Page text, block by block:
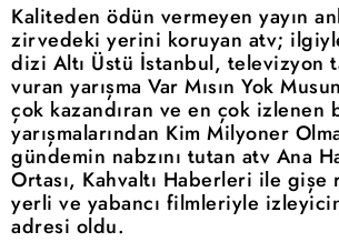
Kaliteden ödün vermeyen yayın
zirvedeki yerini koruyan atv;
dizi Altı Üstü İstanbul, televizyon
vuran yarışma Var Mısın Yok
çok kazandıran ve en çok izlenen
yarışmalarından Kim Milyoner
gündemin nabzını tutan atv Ana
Ortası, Kahvaltı Haberleri ile gişe
yerli ve yabancı filmleriyle
adresi oldu.